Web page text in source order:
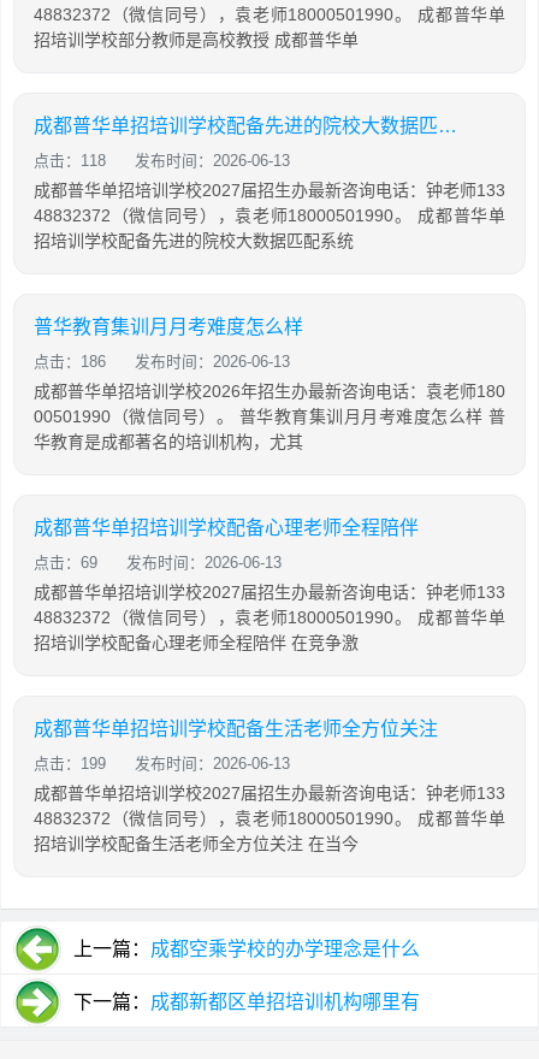
48832372（微信同号），袁老师18000501990。 成都普华单
招培训学校部分教师是高校教授 成都普华单
成都普华单招培训学校配备先进的院校大数据匹配系统
点击：118 发布时间：2026-06-13
成都普华单招培训学校2027届招生办最新咨询电话：钟老师133
48832372（微信同号），袁老师18000501990。 成都普华单
招培训学校配备先进的院校大数据匹配系统
普华教育集训月月考难度怎么样
点击：186 发布时间：2026-06-13
成都普华单招培训学校2026年招生办最新咨询电话：袁老师180
00501990（微信同号）。 普华教育集训月月考难度怎么样 普
华教育是成都著名的培训机构，尤其
成都普华单招培训学校配备心理老师全程陪伴
点击：69 发布时间：2026-06-13
成都普华单招培训学校2027届招生办最新咨询电话：钟老师133
48832372（微信同号），袁老师18000501990。 成都普华单
招培训学校配备心理老师全程陪伴 在竞争激
成都普华单招培训学校配备生活老师全方位关注
点击：199 发布时间：2026-06-13
成都普华单招培训学校2027届招生办最新咨询电话：钟老师133
48832372（微信同号），袁老师18000501990。 成都普华单
招培训学校配备生活老师全方位关注 在当今
上一篇： 成都空乘学校的办学理念是什么
下一篇： 成都新都区单招培训机构哪里有